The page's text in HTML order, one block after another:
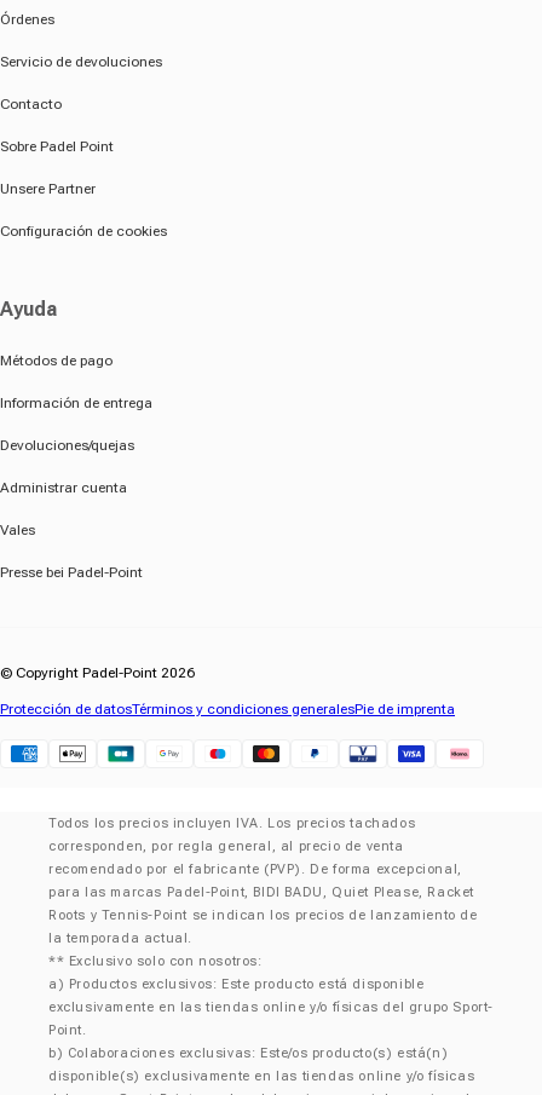
Órdenes
Servicio de devoluciones
Contacto
Sobre Padel Point
Unsere Partner
Configuración de cookies
Ayuda
Métodos de pago
Información de entrega
Devoluciones/quejas
Administrar cuenta
Vales
Presse bei Padel-Point
© Copyright Padel-Point 2026
Protección de datosTérminos y condiciones generalesPie de imprenta
Todos los precios incluyen IVA. Los precios tachados
corresponden, por regla general, al precio de venta
recomendado por el fabricante (PVP). De forma excepcional,
para las marcas Padel-Point, BIDI BADU, Quiet Please, Racket
Roots y Tennis-Point se indican los precios de lanzamiento de
la temporada actual.
** Exclusivo solo con nosotros:
a) Productos exclusivos: Este producto está disponible
exclusivamente en las tiendas online y/o físicas del grupo Sport-
Point.
b) Colaboraciones exclusivas: Este/os producto(s) está(n)
disponible(s) exclusivamente en las tiendas online y/o físicas